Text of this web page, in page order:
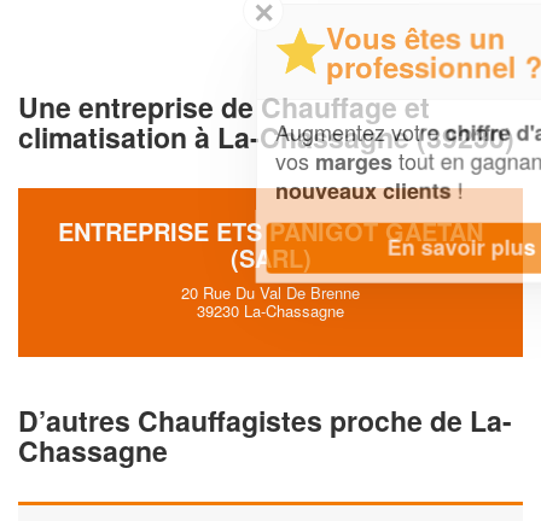
Une entreprise de Chauffage et
climatisation à La-Chassagne (39230)
ENTREPRISE ETS PANIGOT GAETAN
(SARL)
20 Rue Du Val De Brenne
39230 La-Chassagne
D’autres Chauffagistes proche de La-
Chassagne
Vous êtes un
professionnel ?
Augmentez votrechiffre d'affaireset
tout en gagnant de
nouveaux clients!
En savoir plus